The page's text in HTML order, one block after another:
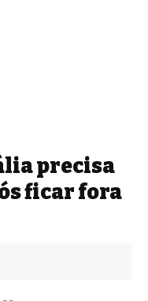
precisa
ficar fora